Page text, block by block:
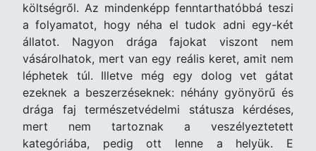
költségről. Az mindenképp fenntarthatóbbá teszi
a folyamatot, hogy néha el tudok adni egy-két
állatot. Nagyon drága fajokat viszont nem
vásárolhatok, mert van egy reális keret, amit nem
léphetek túl. Illetve még egy dolog vet gátat
ezeknek a beszerzéseknek: néhány gyönyörű és
drága faj természetvédelmi státusza kérdéses,
mert nem tartoznak a veszélyeztetett
kategóriába, pedig ott lenne a helyük. E